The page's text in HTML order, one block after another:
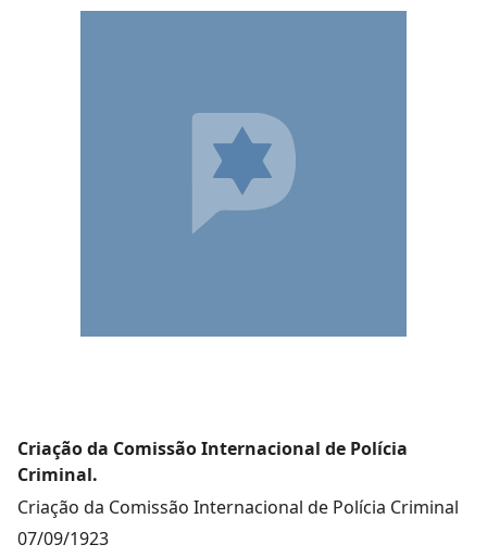
Criação da Comissão Internacional de Polícia
Criminal.
Criação da Comissão Internacional de Polícia Criminal
07/09/1923